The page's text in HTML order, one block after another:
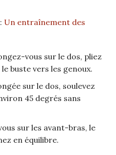
Un entraînement des
vous sur le dos, pliez
buste vers les genoux.
sur le dos, soulevez
45 degrés sans
sur les avant-bras, le
en équilibre.